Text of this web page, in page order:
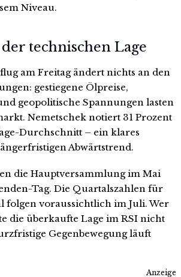
Niveau.
technischen Lage
am Freitag ändert nichts an den
gestiegene Ölpreise,
geopolitische Spannungen lasten
Nemetschek notiert 31 Prozent
Durchschnitt – ein klares
Abwärtstrend.
die Hauptversammlung im Mai
Tag. Die Quartalszahlen für
folgen voraussichtlich im Juli. Wer
die überkaufte Lage im RSI nicht
Gegenbewegung läuft
Anzeige